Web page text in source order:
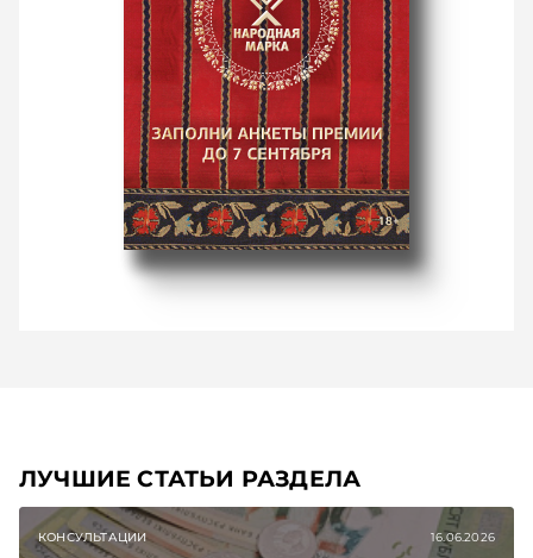
ЛУЧШИЕ СТАТЬИ РАЗДЕЛА
КОНСУЛЬТАЦИИ 16.06.2026